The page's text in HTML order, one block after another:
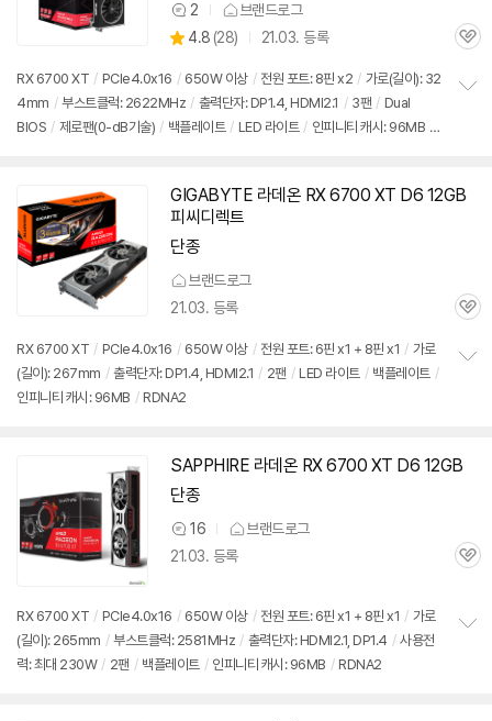
상
품
견
2 브랜드로그
별
점
4.8 (상
리
뷰
28) 21.03. 등록
관
RX 6700 XT / PCIe4.0x16 / 650W 이상 / 전원 포트: 8핀 x2 / 가로(길이): 32
4mm / 부스트클럭: 2622MHz / 출력단자: DP1.4, HDMI2.1 / 3팬 / Dual
BIOS / 제로팬(0-dB기술) / 백플레이트 / LED 라이트 / 인피니티 캐시: 96MB /
GIGABYTE 라데온 RX 6700 XT D6 12GB
피씨디렉트
단종
브랜드로그
21.03. 등록
관
RX 6700 XT / PCIe4.0x16 / 650W 이상 / 전원 포트: 6핀 x1 + 8핀 x1 / 가로
(길이): 267mm / 출력단자: DP1.4, HDMI2.1 / 2팬 / LED 라이트 / 백플레이트 /
인피니티 캐시: 96MB / RDNA2
SAPPHIRE 라데온 RX 6700 XT D6 12GB
단종
상
품
16
브랜드로그
21.03. 등록
관
RX 6700 XT / PCIe4.0x16 / 650W 이상 / 전원 포트: 6핀 x1 + 8핀 x1 / 가로
(길이): 265mm / 부스트클럭: 2581MHz / 출력단자: HDMI2.1, DP1.4 / 사용전
력: 최대 230W / 2팬 / 백플레이트 / 인피니티 캐시: 96MB / RDNA2